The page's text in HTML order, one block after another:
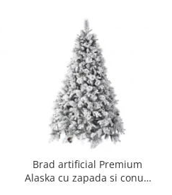
Brad artificial Premium
Alaska cu zapada si conuri